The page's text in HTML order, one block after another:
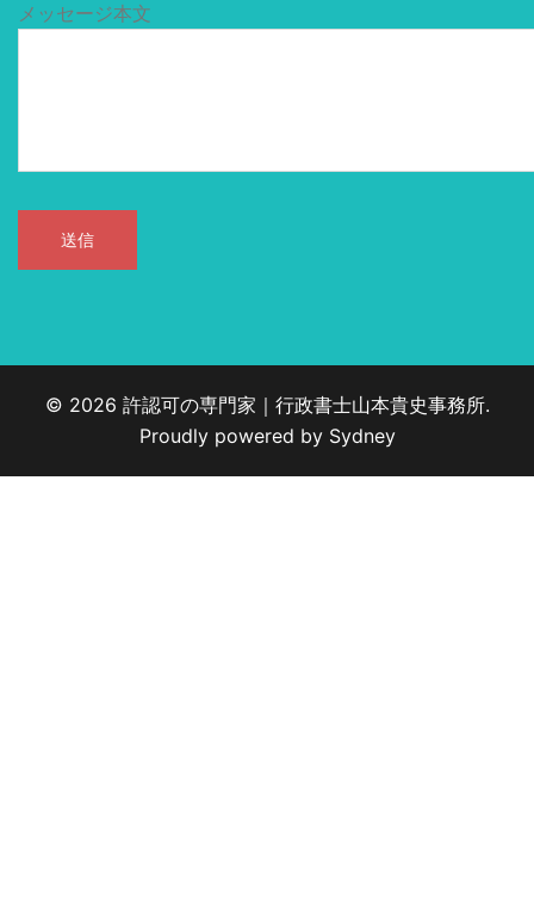
メッセージ本文
© 2026 許認可の専門家｜行政書士山本貴史事務所.
Proudly powered by Sydney